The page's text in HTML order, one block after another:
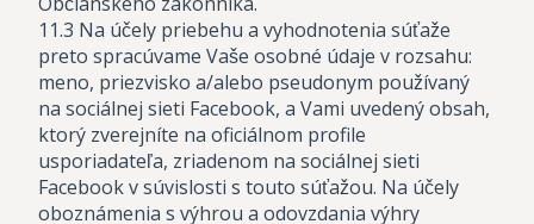
11.3 Na účely priebehu a vyhodnotenia súťaže
preto spracúvame Vaše osobné údaje v rozsahu:
meno, priezvisko a/alebo pseudonym používaný
na sociálnej sieti Facebook, a Vami uvedený obsah,
ktorý zverejníte na oficiálnom profile
usporiadateľa, zriadenom na sociálnej sieti
Facebook v súvislosti s touto súťažou. Na účely
oboznámenia s výhrou a odovzdania výhry